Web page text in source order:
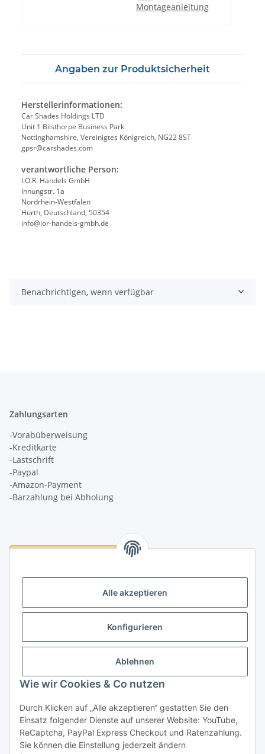
Alle akzeptieren
Konfigurieren
Ablehnen
Wie wir Cookies & Co nutzen
Durch Klicken auf „Alle akzeptieren“ gestatten Sie den
Einsatz folgender Dienste auf unserer Website: YouTube,
ReCaptcha, PayPal Express Checkout und Ratenzahlung.
Sie können die Einstellung jederzeit ändern
Montageanleitung
Angaben zur Produktsicherheit
Herstellerinformationen:
Car Shades Holdings LTD
Unit 1 Bilsthorpe Business Park
Nottinghamshire, Vereinigtes Königreich, NG22 8ST
gpsr@carshades.com
verantwortliche Person:
I.O.R. Handels GmbH
Innungstr. 1a
Nordrhein-Westfalen
Hürth, Deutschland, 50354
info@ior-handels-gmbh.de
Benachrichtigen, wenn verfügbar
Zahlungsarten
-Vorabüberweisung
-Kreditkarte
-Lastschrift
-Paypal
-Amazon-Payment
-Barzahlung bei Abholung
Logistikpartner
Informationen
Rechtliches
Vertrag widerrufen